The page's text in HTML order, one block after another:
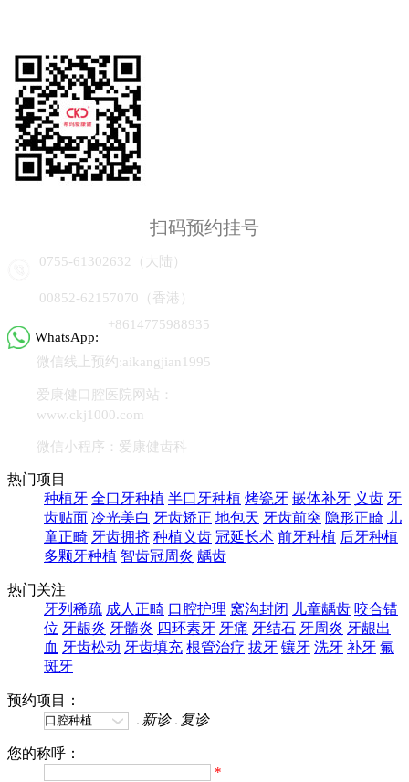
扫码预约挂号
0755-61302632（大陆）
00852-62157070（香港）
WhatsApp:
+8614775988935
微信线上预约:aikangjian1995
爱康健口腔医院网站：
www.ckj1000.com
微信小程序：爱康健齿科
热门项目
种植牙 全口牙种植 半口牙种植 烤瓷牙 嵌体补牙 义齿 牙
齿贴面 冷光美白 牙齿矫正 地包天 牙齿前突 隐形正畸 儿
童正畸 牙齿拥挤 种植义齿 冠延长术 前牙种植 后牙种植
多颗牙种植 智齿冠周炎 龋齿
热门关注
牙列稀疏 成人正畸 口腔护理 窝沟封闭 儿童龋齿 咬合错
位 牙龈炎 牙髓炎 四环素牙 牙痛 牙结石 牙周炎 牙龈出
血 牙齿松动 牙齿填充 根管治疗 拔牙 镶牙 洗牙 补牙 氟
斑牙
预约项目：
新诊
复诊
您的称呼：
*